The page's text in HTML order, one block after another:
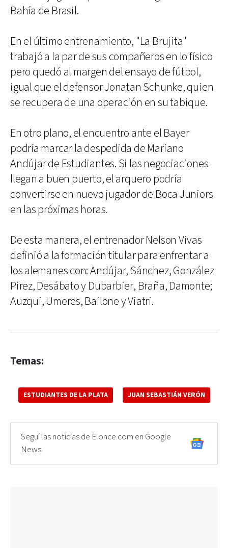
Bahía de Brasil.
En el último entrenamiento, "La Brujita"
trabajó a la par de sus compañeros en lo físico
pero quedó al margen del ensayo de fútbol,
igual que el defensor Jonatan Schunke, quien
se recupera de una operación en su tabique.
En otro plano, el encuentro ante el Bayer
podría marcar la despedida de Mariano
Andújar de Estudiantes. Si las negociaciones
llegan a buen puerto, el arquero podría
convertirse en nuevo jugador de Boca Juniors
en las próximas horas.
De esta manera, el entrenador Nelson Vivas
definió a la formación titular para enfrentar a
los alemanes con: Andújar, Sánchez, González
Pirez, Desábato y Dubarbier, Braña, Damonte;
Auzqui, Umeres, Bailone y Viatri.
Temas:
ESTUDIANTES DE LA PLATA JUAN SEBASTIÁN VERÓN
Seguí las noticias de Elonce.com en Google
News